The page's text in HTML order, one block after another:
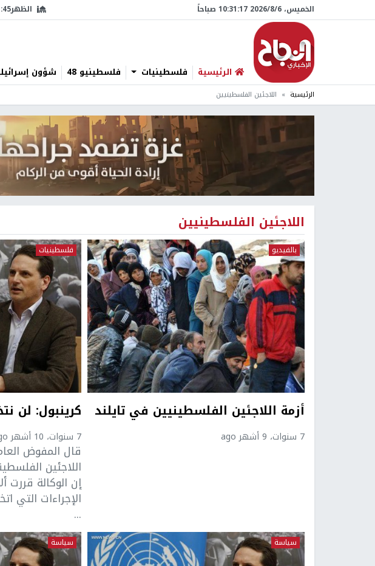
الخميس، 6/‏8/‏2026 10:31:18 صباحاً الظهر
الرئيسية فلسطينيات فلسطينيو 48 شؤون
الرئيسية اللاجئين الفلسطينيين
اللاجئين الفلسطينيين
بالفيديو
أزمة اللاجئين الفلسطينيين في تايلند
7 سنوات، 9 أشهر ago
فلسطينيات
كرينبول: لن
7 سنوات، 10 أشهر ago
قال المفوض
اللاجئين
إن الوكالة
الإجراءات التي
...
سياسة سياسة